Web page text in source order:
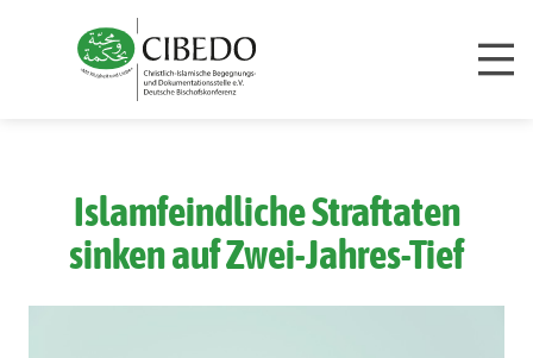
Islamfeindliche Straftaten
sinken auf Zwei-Jahres-Tief